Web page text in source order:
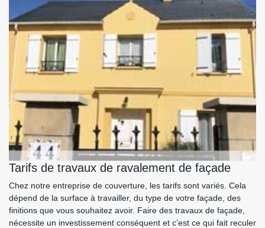
Tarifs de travaux de ravalement de façade
Chez notre entreprise de couverture, les tarifs sont variés. Cela
dépend de la surface à travailler, du type de votre façade, des
finitions que vous souhaitez avoir. Faire des travaux de façade,
nécessite un investissement conséquent et c’est ce qui fait reculer